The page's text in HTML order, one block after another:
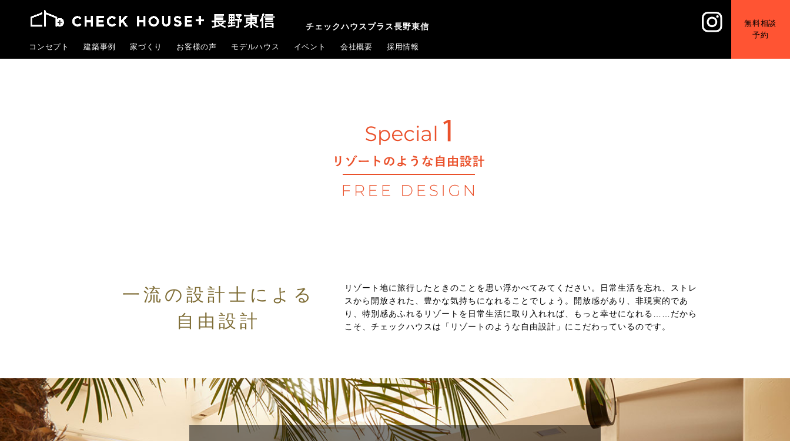
チェックハウスプラス長野東信
コンセプト 建築事例 家づくり お客様の声 モデルハウス イベント 会社概要 採用情報
無料相談
予約
一流の設計士による
自由設計
リゾート地に旅行したときのことを思い浮かべてみてください。日常生活を忘れ、ストレ
スから開放された、豊かな気持ちになれることでしょう。開放感があり、非現実的であ
り、特別感あふれるリゾートを日常生活に取り入れれば、もっと幸せになれる……だから
こそ、チェックハウスは「リゾートのような自由設計」にこだわっているのです。